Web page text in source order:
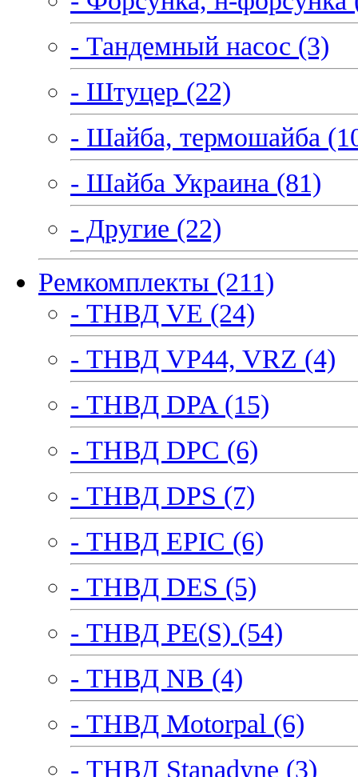
- Тандемный насос (3)
- Штуцер (22)
- Шайба, термошайба
- Шайба Украина (81)
- Другие (22)
Ремкомплекты (211)
- ТНВД VE (24)
- ТНВД VP44, VRZ (4)
- ТНВД DPA (15)
- ТНВД DPC (6)
- ТНВД DPS (7)
- ТНВД EPIC (6)
- ТНВД DES (5)
- ТНВД PE(S) (54)
- ТНВД NB (4)
- ТНВД Motorpal (6)
- ТНВД Stanadyne (3)